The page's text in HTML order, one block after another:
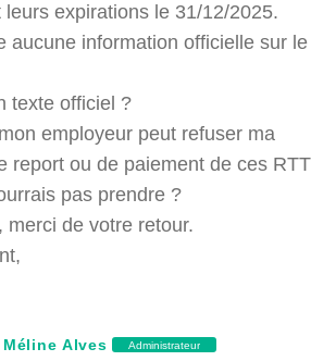
leurs expirations le 31/12/2025.
aucune information officielle sur le
texte officiel ?
employeur peut refuser ma
report ou de paiement de ces RTT
pas prendre ?
merci de votre retour.
Méline Alves
Administrateur